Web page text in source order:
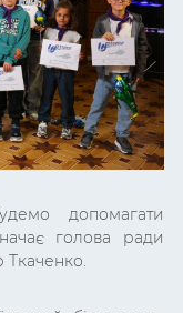
допомагати
голова ради
Ткаченко.